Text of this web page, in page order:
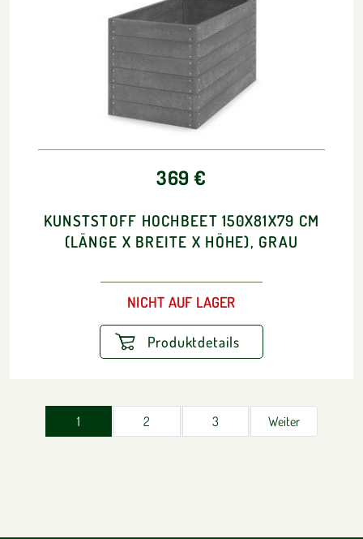
369 €
KUNSTSTOFF HOCHBEET 150X81X79 CM
(LÄNGE X BREITE X HÖHE), GRAU
NICHT AUF LAGER
Produktdetails
1 2 3 Weiter